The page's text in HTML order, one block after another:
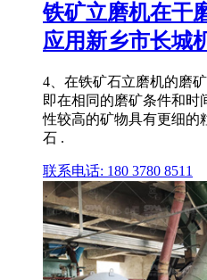
铁矿立磨机在干
应用新乡市长城
4、在铁矿石立磨机的磨
即在相同的磨矿条件和时
性较高的矿物具有更细的
石 .
联系电话: 180 3780 8511